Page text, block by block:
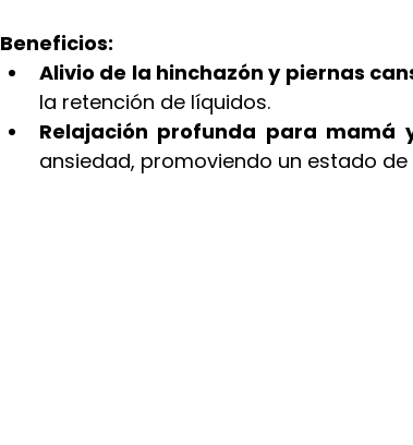
Beneficios:
Alivio de la hinchazón y piernas
la retención de líquidos.
Relajación profunda para mamá
ansiedad, promoviendo un estado de